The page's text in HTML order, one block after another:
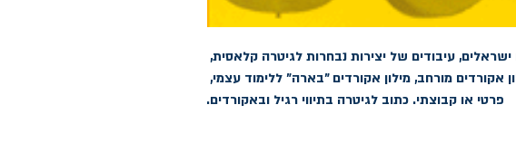
פרטי או קבוצתי. כתוב לגיטרה בתיווי רגיל ובאקורדים.